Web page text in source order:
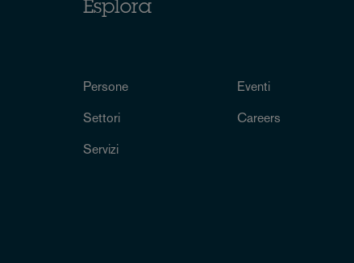
Esplora
Persone
Settori
Servizi
Eventi
Careers